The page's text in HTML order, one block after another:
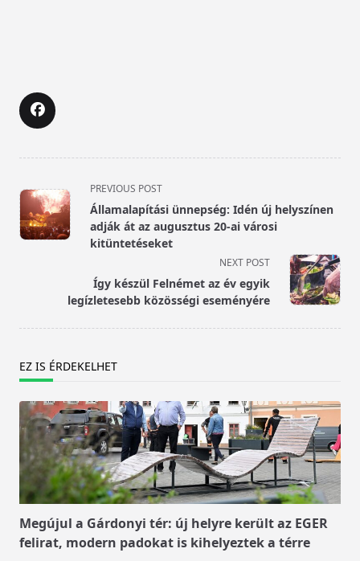
<span
class="nav-
subtitle
screen-
text">Page</span>
PREVIOUS POST
Államalapítási ünnepség: Idén új helyszínen
adják át az augusztus 20-ai városi
kitüntetéseket
NEXT POST
Így készül Felnémet az év egyik
legízletesebb közösségi eseményére
EZ IS ÉRDEKELHET
Megújul a Gárdonyi tér: új helyre került az EGER
felirat, modern padokat is kihelyeztek a térre